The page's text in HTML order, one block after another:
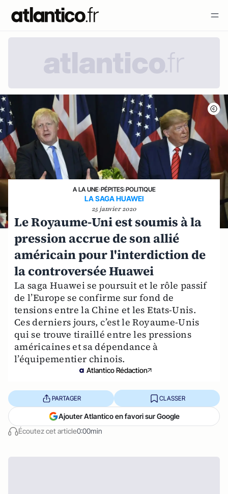
A LA UNE›PÉPITES›POLITIQUE
LA SAGA HUAWEI
25 janvier 2020
Le Royaume-Uni est soumis à la
pression accrue de son allié
américain pour l'interdiction de
la controversée Huawei
La saga Huawei se poursuit et le rôle passif
de l’Europe se confirme sur fond de
tensions entre la Chine et les Etats-Unis.
Ces derniers jours, c’est le Royaume-Unis
qui se trouve tiraillé entre les pressions
américaines et sa dépendance à
l’équipementier chinois.
Atlantico Rédaction
Écoutez cet article0:00min
PARTAGER CLASSER
Ajouter Atlantico en favori sur Google